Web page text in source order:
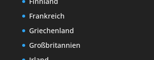
Frankreich
Griechenland
Großbritannien